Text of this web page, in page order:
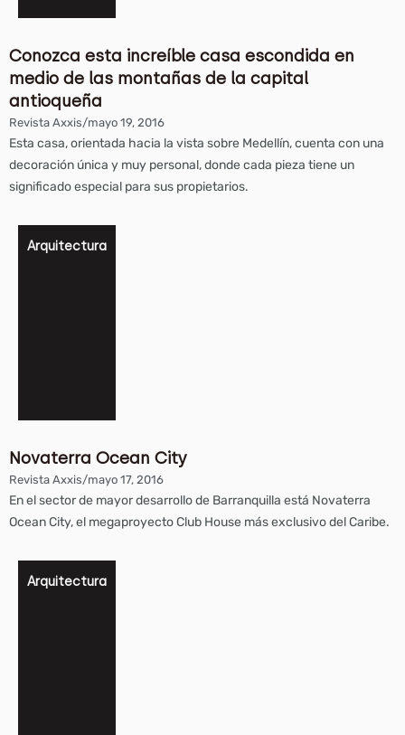
Conozca esta increíble casa escondida en
medio de las montañas de la capital
antioqueña
Revista Axxis/mayo 19, 2016
Esta casa, orientada hacia la vista sobre Medellín, cuenta con una
decoración única y muy personal, donde cada pieza tiene un
significado especial para sus propietarios.
Arquitectura
Novaterra Ocean City
Revista Axxis/mayo 17, 2016
En el sector de mayor desarrollo de Barranquilla está Novaterra
Ocean City, el megaproyecto Club House más exclusivo del Caribe.
Arquitectura